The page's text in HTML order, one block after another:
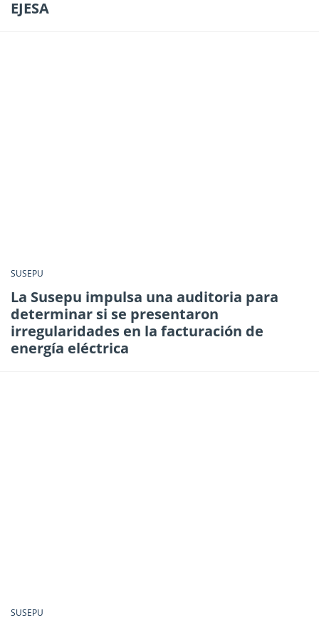
EJESA
SUSEPU
La Susepu impulsa una auditoria para
determinar si se presentaron
irregularidades en la facturación de
energía eléctrica
SUSEPU